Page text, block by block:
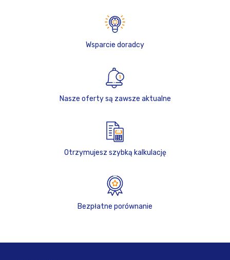
Wsparcie doradcy
Nasze oferty są zawsze aktualne
Otrzymujesz szybką kalkulację
Bezpłatne porównanie